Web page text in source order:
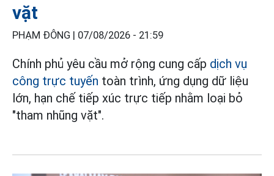
vặt
PHẠM ĐÔNG | 07/08/2026 - 21:59
Chính phủ yêu cầu mở rộng cung cấp dịch vụ
công trực tuyến toàn trình, ứng dụng dữ liệu
lớn, hạn chế tiếp xúc trực tiếp nhằm loại bỏ
"tham nhũng vặt".